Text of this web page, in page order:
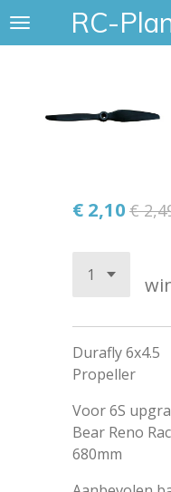
Ga
RC-
€ 2,10 €
Durafly 6x4.5
Propeller
Voor 6S
Bear Reno
680mm